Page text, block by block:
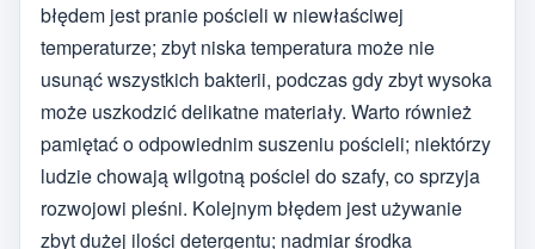
błędem jest pranie pościeli w niewłaściwej
temperaturze; zbyt niska temperatura może nie
usunąć wszystkich bakterii, podczas gdy zbyt wysoka
może uszkodzić delikatne materiały. Warto również
pamiętać o odpowiednim suszeniu pościeli; niektórzy
ludzie chowają wilgotną pościel do szafy, co sprzyja
rozwojowi pleśni. Kolejnym błędem jest używanie
zbyt dużej ilości detergentu; nadmiar środka